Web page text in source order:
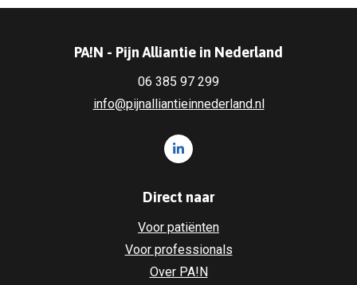
PA!N - Pijn Alliantie in Nederland
06 385 97 299
info@pijnalliantieinnederland.nl
Volg ons op LinkedIn PA!N -
Direct naar
Voor patiënten
Voor professionals
Over PA!N